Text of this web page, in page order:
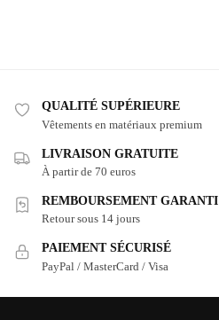
QUALITÉ SUPÉRIEURE
Vêtements en matériaux premium
LIVRAISON GRATUITE
À partir de 70 euros
REMBOURSEMENT GARANTI
Retour sous 14 jours
PAIEMENT SÉCURISÉ
PayPal / MasterCard / Visa